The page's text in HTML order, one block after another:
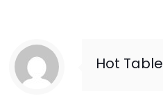
Hot Table